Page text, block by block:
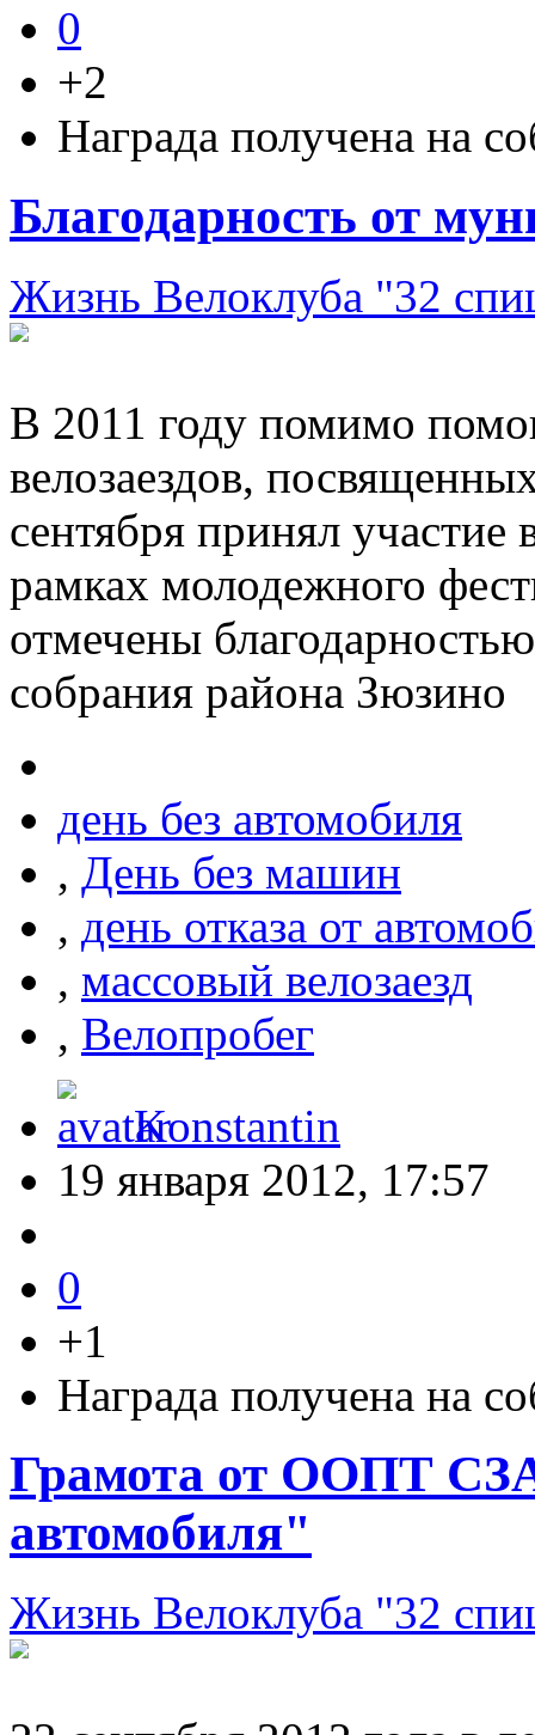
0
+2
Награда получена на
Благодарность от
Жизнь Велоклуба "32
В 2011 году помимо
велозаездов,
сентября принял
рамках молодежного
отмечены
собрания района Зюзино
день без автомобиля
, День без машин
, день отказа от
, массовый велозаезд
, Велопробег
Konstantin
19 января 2012, 17:57
0
+1
Награда получена на
Грамота от ООПТ
автомобиля"
Жизнь Велоклуба "32